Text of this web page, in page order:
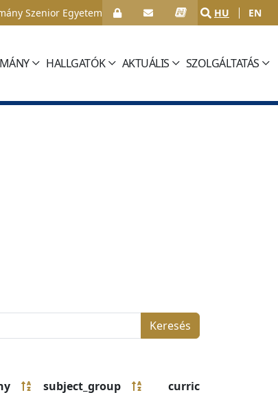
Szenior Egyetem HU EN
HALLGATÓK AKTUÁLIS SZOLGÁLTATÁS
Keresés
subject_group